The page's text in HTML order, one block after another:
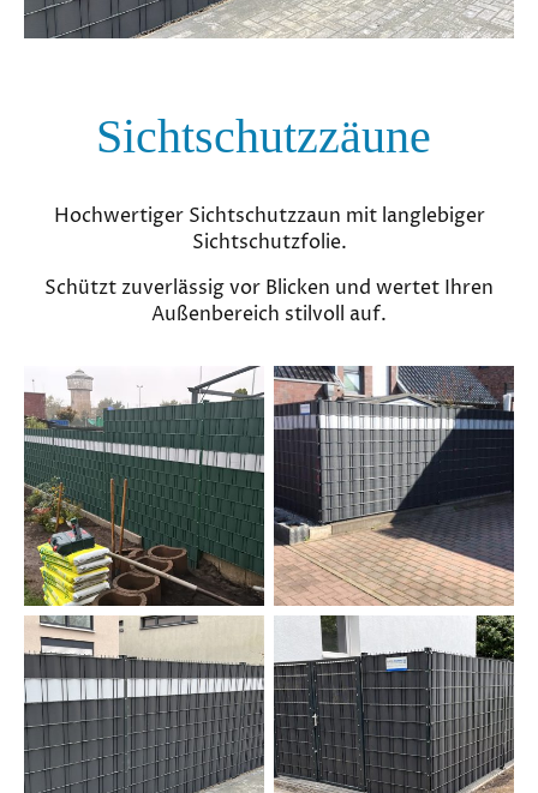
Sichtschutzzäune
Hochwertiger Sichtschutzzaun mit langlebiger
Sichtschutzfolie.
Schützt zuverlässig vor Blicken und wertet Ihren
Außenbereich stilvoll auf.